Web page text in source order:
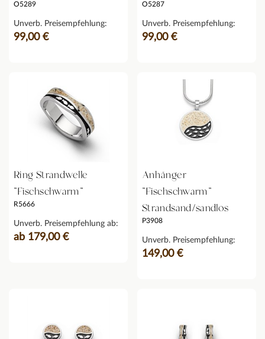
O5289
Unverb. Preisempfehlung:
99,00 €
O5287
Unverb. Preisempfehlung:
99,00 €
Ring Strandwelle
"Fischschwarm"
R5666
Unverb. Preisempfehlung ab:
ab 179,00 €
Anhänger
"Fischschwarm"
Strandsand/sandlos
P3908
Unverb. Preisempfehlung:
149,00 €